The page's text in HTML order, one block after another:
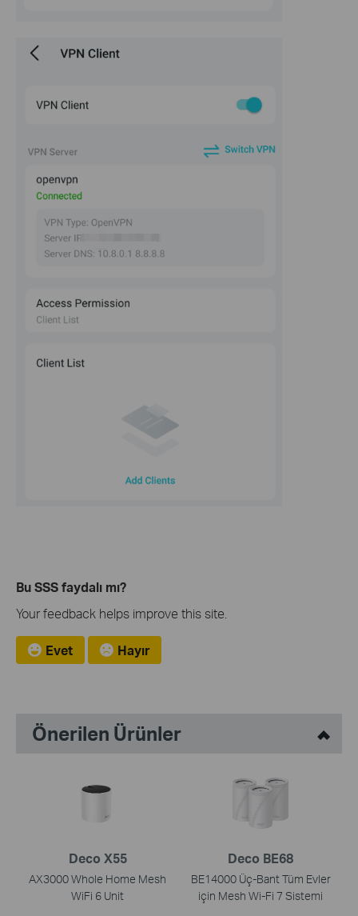
Bu SSS faydalı mı?
Your feedback helps improve this site.
Evet Hayır
Önerilen Ürünler
Deco X55
AX3000 Whole Home Mesh
WiFi 6 Unit
Deco BE68
BE14000 Üç-Bant Tüm Evler
için Mesh Wi-Fi 7 Sistemi